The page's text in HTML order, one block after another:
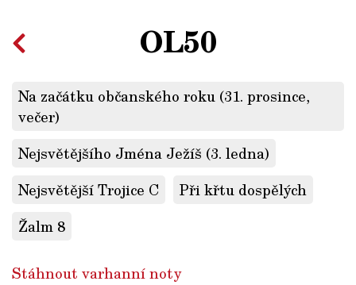
OL50
Na začátku občanského roku (31. prosince,
večer)
Nejsvětějšího Jména Ježíš (3. ledna)
Nejsvětější Trojice C
Při křtu dospělých
Žalm 8
Stáhnout varhanní noty